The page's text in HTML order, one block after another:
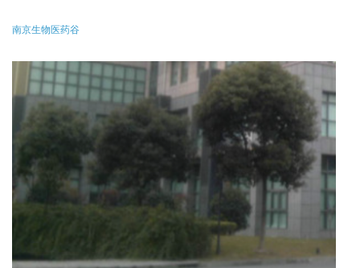
南京生物医药谷